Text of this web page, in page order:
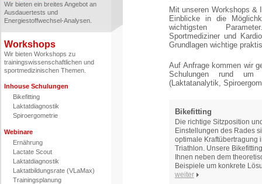
Wir bieten ein breites Angebot an
Ausdauertests und
Energiestoffwechsel-Analysen.
Workshops
Wir bieten Workshops zu
trainingswissenschaftlichen und
sportmedizinischen Themen.
Inhouse Schulungen
Bikefitting
Laktatdiagnostik
Spiroergometrie
Webinare
Ernährung
Lactate Scout
Laktatdiagnostik
Laktatbildungsrate (VLaMax)
Trainingsplanung
Mit unseren Workshops &
Einblicke in die
wichtigsten
Sportmediziner und
Grundlagen wichtige
Auf Anfrage kommen wir
Schulungen rund um
(Laktatanalytik,
Bikefitting
Die richtige Sitzposition
Einstellungen des Rades
optimale Kraftübertragung
Triathlon. Unsere
Ihnen neben dem
Beispiele um konkrete
weiter